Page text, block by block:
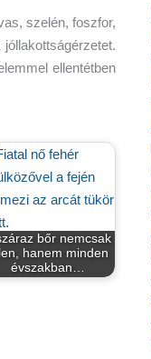
szelén, foszfor,
ellentétben
bőr nemcsak
hanem minden
évszakban…